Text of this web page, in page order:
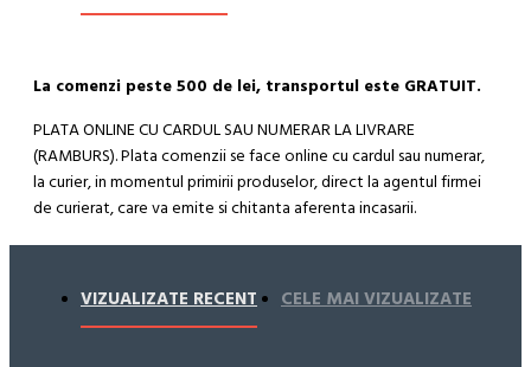
La comenzi peste 500 de lei, transportul este GRATUIT.
PLATA ONLINE CU CARDUL SAU NUMERAR LA LIVRARE
(RAMBURS). Plata comenzii se face online cu cardul sau numerar,
la curier, in momentul primirii produselor, direct la agentul firmei
de curierat, care va emite si chitanta aferenta incasarii.
Cum se face livrarea produselor:
Livrarea comenzii la adresa indicata de dvs. si este asigurata de
compania de curierat, care va livreaza comanda în decursul a 24-
VIZUALIZATE RECENT CELE MAI VIZUALIZATE